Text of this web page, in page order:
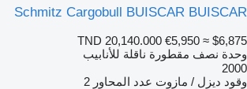
Schmitz Cargobull BUISCAR BUISCAR
TND 20,140.000 €5,950 ≈ $6,875
وحدة نصف مقطورة ناقلة للأنابيب
2000
وقود ديزل / مازوت عدد المحاور 2